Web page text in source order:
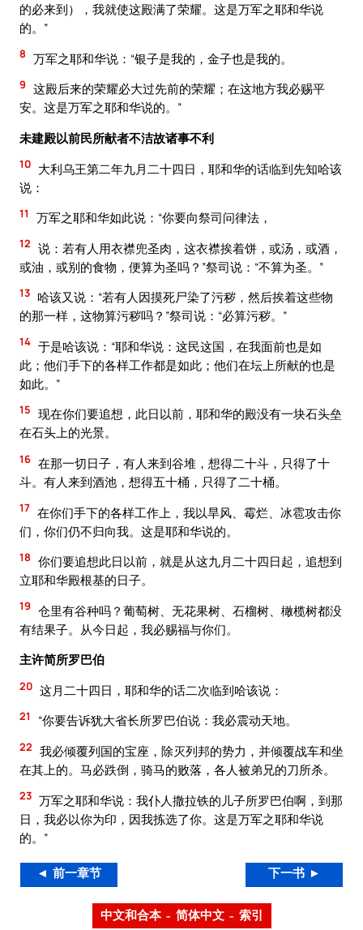
的必来到），我就使这殿满了荣耀。这是万军之耶和华说
的。”
8 万军之耶和华说：“银子是我的，金子也是我的。
9 这殿后来的荣耀必大过先前的荣耀；在这地方我必赐平
安。这是万军之耶和华说的。”
未建殿以前民所献者不洁故诸事不利
10 大利乌王第二年九月二十四日，耶和华的话临到先知哈该
说：
11 万军之耶和华如此说：“你要向祭司问律法，
12 说：若有人用衣襟兜圣肉，这衣襟挨着饼，或汤，或酒，
或油，或别的食物，便算为圣吗？”祭司说：“不算为圣。”
13 哈该又说：“若有人因摸死尸染了污秽，然后挨着这些物
的那一样，这物算污秽吗？”祭司说：“必算污秽。”
14 于是哈该说：“耶和华说：这民这国，在我面前也是如
此；他们手下的各样工作都是如此；他们在坛上所献的也是
如此。”
15 现在你们要追想，此日以前，耶和华的殿没有一块石头垒
在石头上的光景。
16 在那一切日子，有人来到谷堆，想得二十斗，只得了十
斗。有人来到酒池，想得五十桶，只得了二十桶。
17 在你们手下的各样工作上，我以旱风、霉烂、冰雹攻击你
们，你们仍不归向我。这是耶和华说的。
18 你们要追想此日以前，就是从这九月二十四日起，追想到
立耶和华殿根基的日子。
19 仓里有谷种吗？葡萄树、无花果树、石榴树、橄榄树都没
有结果子。从今日起，我必赐福与你们。
主许简所罗巴伯
20 这月二十四日，耶和华的话二次临到哈该说：
21 “你要告诉犹大省长所罗巴伯说：我必震动天地。
22 我必倾覆列国的宝座，除灭列邦的势力，并倾覆战车和坐
在其上的。马必跌倒，骑马的败落，各人被弟兄的刀所杀。
23 万军之耶和华说：我仆人撒拉铁的儿子所罗巴伯啊，到那
日，我必以你为印，因我拣选了你。这是万军之耶和华说
的。”
◄ 前一章节 下一书 ►
中文和合本 – 简体中文 – 索引